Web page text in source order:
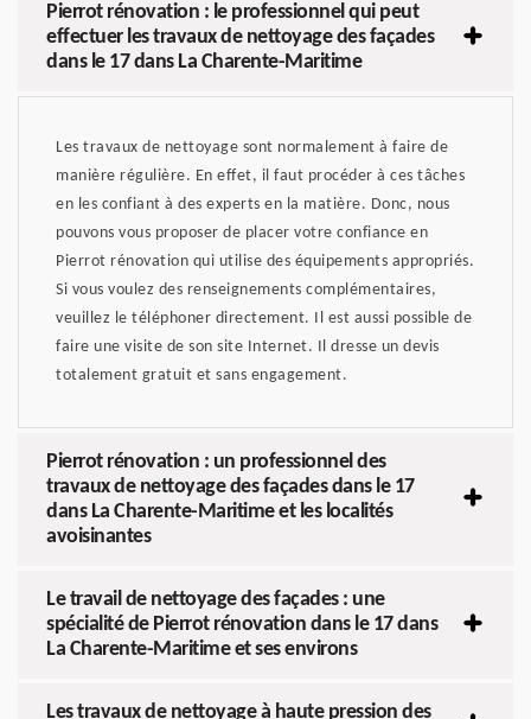
Pierrot rénovation : le professionnel qui peut
effectuer les travaux de nettoyage des façades
dans le 17 dans La Charente-Maritime
Les travaux de nettoyage sont normalement à faire de
manière régulière. En effet, il faut procéder à ces tâches
en les confiant à des experts en la matière. Donc, nous
pouvons vous proposer de placer votre confiance en
Pierrot rénovation qui utilise des équipements appropriés.
Si vous voulez des renseignements complémentaires,
veuillez le téléphoner directement. Il est aussi possible de
faire une visite de son site Internet. Il dresse un devis
totalement gratuit et sans engagement.
Pierrot rénovation : un professionnel des
travaux de nettoyage des façades dans le 17
dans La Charente-Maritime et les localités
avoisinantes
Le travail de nettoyage des façades : une
spécialité de Pierrot rénovation dans le 17 dans
La Charente-Maritime et ses environs
Les travaux de nettoyage à haute pression des